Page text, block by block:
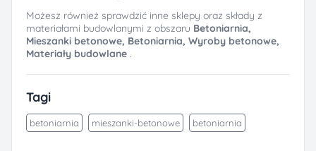
Możesz również sprawdzić inne sklepy oraz składy z
materiałami budowlanymi z obszaru Betoniarnia,
Mieszanki betonowe, Betoniarnia, Wyroby betonowe,
Materiały budowlane .
Tagi
betoniarnia mieszanki-betonowe betoniarnia